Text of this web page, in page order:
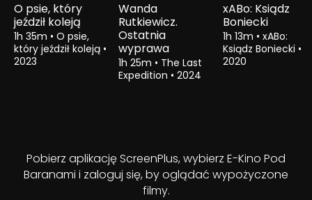
O psie, który
jeździł koleją
1h 35m • O psie,
który jeździł koleją •
2023
Wanda
Rutkiewicz.
Ostatnia
wyprawa
1h 25m • The Last
Expedition • 2024
xABo: Ksiądz
Boniecki
1h 13m • xABo:
Ksiądz Boniecki •
2020
Pobierz aplikację ScreenPlus, wybierz E-Kino Pod
Baranami i zaloguj się, by oglądać wypożyczone
filmy.